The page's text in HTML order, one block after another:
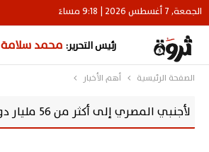
الجمعة, 7 أغسطس 2026 | 9:18 مساءً
رئيس التحرير: محمد سلامة
الصفحة الرئيسية أهم الأخبار
أكثر من 56 مليار دولار